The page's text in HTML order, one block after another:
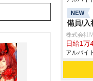
NEW
備員/入
株式会社
日給1万
アルバイ